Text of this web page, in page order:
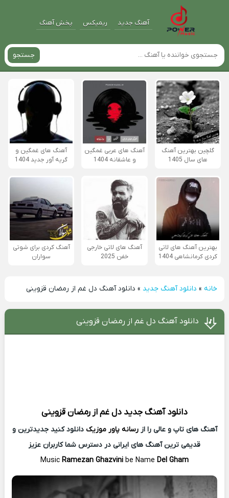
آهنگ جدید ریمیکس پخش آهنگ
جستجو
گلچین بهترین آهنگ
های سال 1405
آهنگ های عربی غمگین
و عاشقانه 1404
آهنگ های غمگین و
گریه آور جدید 1404
بهترین آهنگ های لاتی
کردی کرمانشاهی 1404
آهنگ های لاتی خارجی
خفن 2025
آهنگ کردی برای شوتی
سواران
خانه» دانلود آهنگ جدید » دانلود آهنگ دل غم از رمضان قزوینی
دانلود آهنگ دل غم از رمضان قزوینی
دانلود آهنگ جدید دل غم ازرمضان قزوینی
آهنگ های تاپ و عالی را ازرسانه پاور موزیک دانلود کنید جدیدترین و
قدیمی ترین آهنگ های ایرانی در دسترس شما کاربران عزیز
Music Ramezan Ghazvini be Name Del Gham